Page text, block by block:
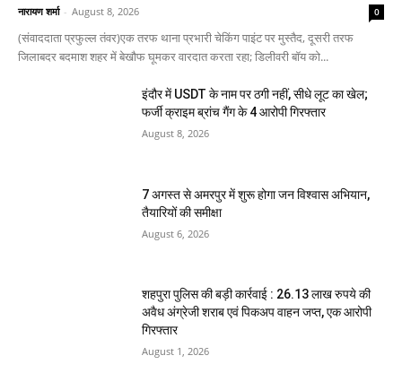
नारायण शर्मा - August 8, 2026 0
(संवाददाता प्रफुल्ल तंवर)एक तरफ थाना प्रभारी चेकिंग पाइंट पर मुस्तैद, दूसरी तरफ
जिलाबदर बदमाश शहर में बेखौफ घूमकर वारदात करता रहा; डिलीवरी बॉय को...
इंदौर में USDT के नाम पर ठगी नहीं, सीधे लूट का खेल;
फर्जी क्राइम ब्रांच गैंग के 4 आरोपी गिरफ्तार
August 8, 2026
7 अगस्त से अमरपुर में शुरू होगा जन विश्वास अभियान,
तैयारियों की समीक्षा
August 6, 2026
शहपुरा पुलिस की बड़ी कार्रवाई : 26.13 लाख रुपये की
अवैध अंग्रेजी शराब एवं पिकअप वाहन जप्त, एक आरोपी
गिरफ्तार
August 1, 2026